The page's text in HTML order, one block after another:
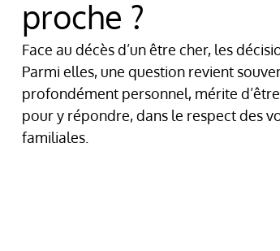
proche ?
Face au décès d’un être cher, les
Parmi elles, une question revient
profondément personnel, mérite
pour y répondre, dans le respect des
familiales.